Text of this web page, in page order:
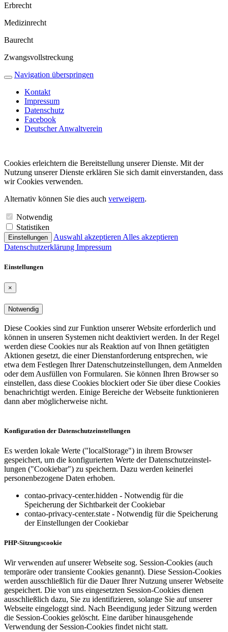
Erbrecht
Medizinrecht
Baurecht
Zwangs­voll­streckung
Navigation überspringen
Kontakt
Impressum
Datenschutz
Facebook
Deutscher Anwalt­verein
Cookies erleichtern die Bereit­stellung unserer Dienste. Mit der
Nutzung unserer Dienste erklären Sie sich damit einver­standen, dass
wir Cookies verwenden.
Alternativ können Sie dies auch verweigern.
Notwendig
Statistiken
Einstellungen Auswahl akzeptieren Alles akzeptieren
Datenschutz­er­klärung Impressum
Einstel­lungen
×
Notwendig
Diese Cookies sind zur Funktion unserer Website erforderlich und
können in unseren Systemen nicht deaktiviert werden. In der Regel
werden diese Cookies nur als Reaktion auf von Ihnen getätigten
Aktionen gesetzt, die einer Dienst­an­for­derung entsprechen, wie
etwa dem Festlegen Ihrer Datenschutz­ein­stel­lungen, dem Anmelden
oder dem Ausfüllen von Formularen. Sie können Ihren Browser so
einstellen, dass diese Cookies blockiert oder Sie über diese Cookies
benach­richtigt werden. Einige Bereiche der Webseite funktio­nieren
dann aber möglicherweise nicht.
Konfigu­ration der Datenschutz­ein­stel­lungen
Es werden lokale Werte ("localStorage") in ihrem Browser
gespeichert, um die konfigu­rierten Werte der Datenschutz­ein­stel­
lungen ("Cookiebar") zu speichern. Dazu werden keinerlei
personen­be­zogene Daten erhoben.
contao-privacy-center.hidden - Notwendig für die
Speicherung der Sichtbarkeit der Cookiebar
contao-privacy-center.state - Notwendig für die Speicherung
der Einstellungen der Cookiebar
PHP-Sitzungs­cookie
Wir verwenden auf unserer Webseite sog. Session-Cookies (auch
temporäre oder transiente Cookies genannt). Diese Session-Cookies
werden ausschließlich für die Dauer Ihrer Nutzung unserer Webseite
gespeichert. Die von uns eingesetzten Session-Cookies dienen
ausschließlich dazu, Sie zu identi­fi­zieren, solange Sie auf unserer
Webseite eingeloggt sind. Nach Beendigung jeder Sitzung werden
die Session-Cookies gelöscht. Eine darüber hinaus­gehende
Verwendung der Session-Cookies findet nicht statt.